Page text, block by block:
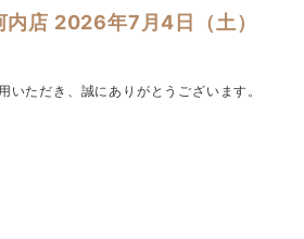
内店 2026年7月4日（土）
いただき、誠にありがとうございます。